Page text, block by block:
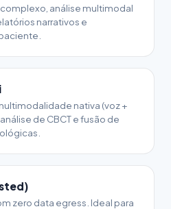
análise multimodal
narrativos e
nativa (voz +
de CBCT e fusão de
zero data egress. Ideal para